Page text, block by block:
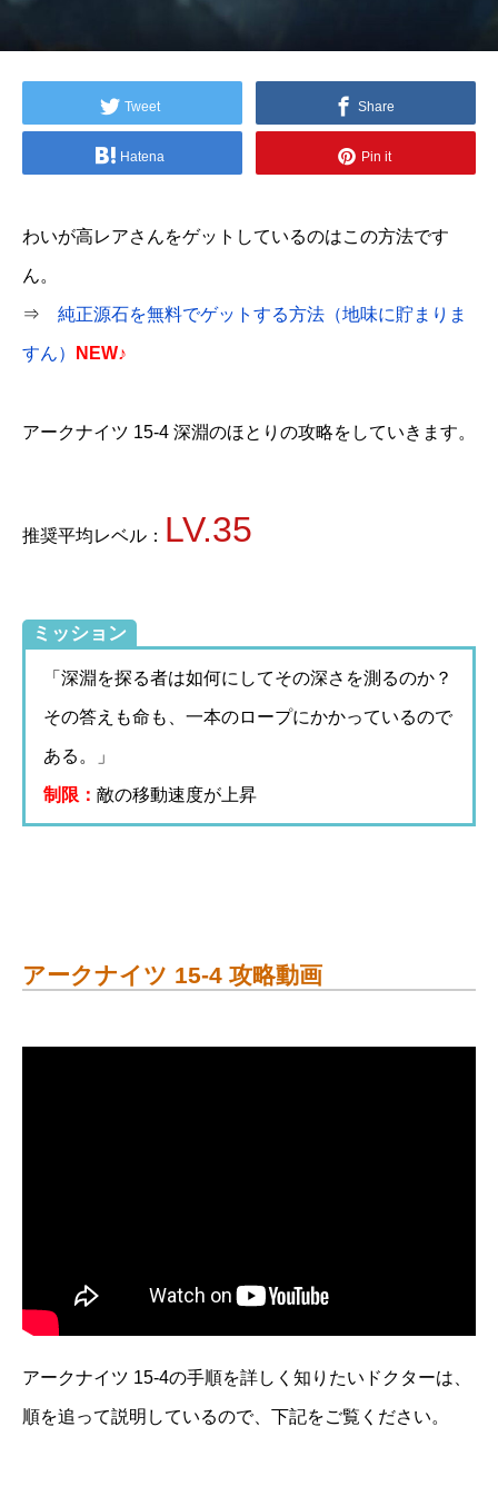
Tweet Share
Hatena Pin it
わいが高レアさんをゲットしているのはこの方法です
ん。
⇒ 純正源石を無料でゲットする方法（地味に貯まりま
すん） NEW♪
アークナイツ 15-4 深淵のほとりの攻略をしていきます。
推奨平均レベル： LV.35
ミッション
「深淵を探る者は如何にしてその深さを測るのか？
その答えも命も、一本のロープにかかっているので
ある。」
制限： 敵の移動速度が上昇
アークナイツ 15-4 攻略動画
アークナイツ 15-4の手順を詳しく知りたいドクターは、
順を追って説明しているので、下記をご覧ください。